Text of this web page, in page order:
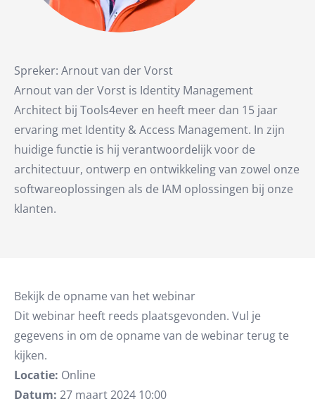
Spreker: Arnout van der Vorst
Arnout van der Vorst is Identity Management
Architect bij Tools4ever en heeft meer dan 15 jaar
ervaring met Identity & Access Management. In zijn
huidige functie is hij verantwoordelijk voor de
architectuur, ontwerp en ontwikkeling van zowel onze
softwareoplossingen als de IAM oplossingen bij onze
klanten.
Bekijk de opname van het webinar
Dit webinar heeft reeds plaatsgevonden. Vul je
gegevens in om de opname van de webinar terug te
kijken.
Locatie: Online
Datum: 27 maart 2024 10:00